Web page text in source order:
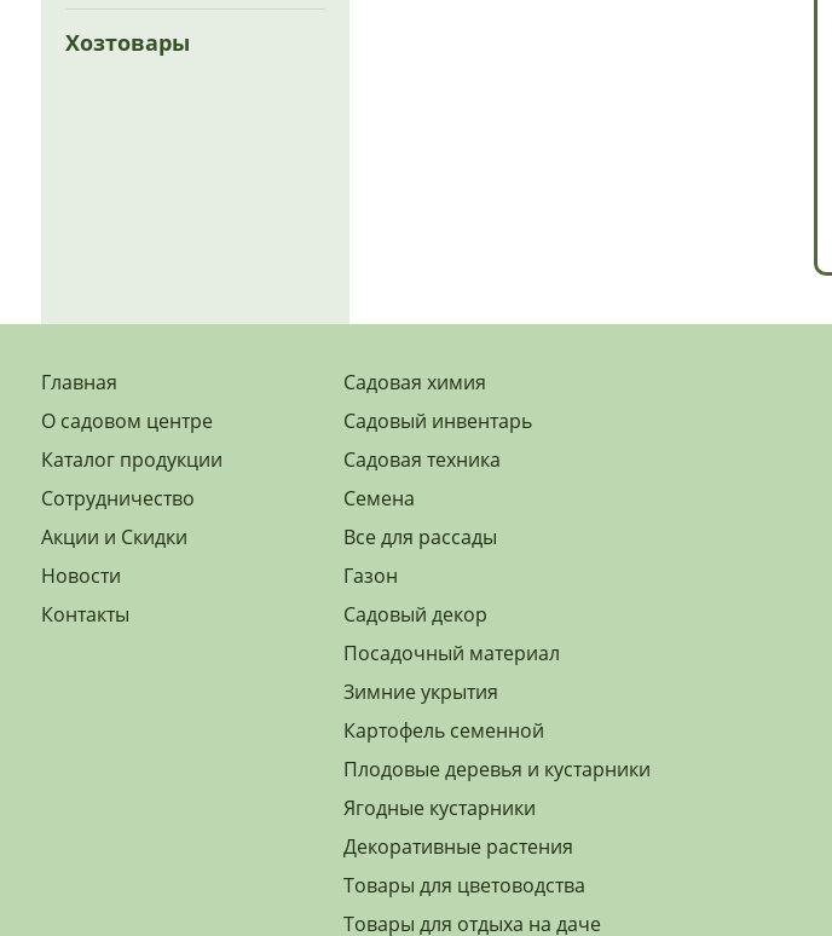
Хозтовары
Главная
О садовом центре
Каталог продукции
Сотрудничество
Акции и Скидки
Новости
Контакты
Садовая химия
Садовый инвентарь
Садовая техника
Семена
Все для рассады
Газон
Садовый декор
Посадочный материал
Зимние укрытия
Картофель семенной
Плодовые деревья и кустарники
Ягодные кустарники
Декоративные растения
Товары для цветоводства
Товары для отдыха на даче